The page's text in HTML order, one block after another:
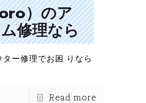
）のア
修理なら
ー修理でお困 りなら
Read more